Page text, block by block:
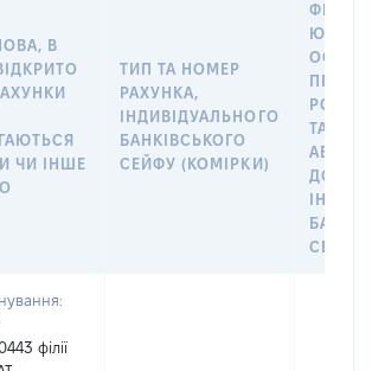
В
ЧИ ІНШЕ
ТИП ТА НОМЕР
РАХУНКА,
ІНДИВІДУАЛЬНОГО
БАНКІВСЬКОГО
СЕЙФУ (КОМІРКИ)
ПРАВО
ТАКИМ
АБО
ДО
СЕЙФУ
філії